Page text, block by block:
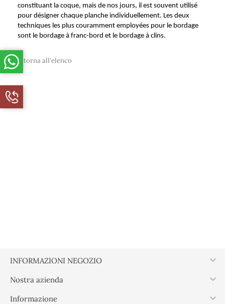
constituant la coque, mais de nos jours, il est souvent utilisé
pour désigner chaque planche individuellement. Les deux
techniques les plus couramment employées pour le bordage
sont le bordage à franc-bord et le bordage à clins.
Ritorna all'elenco
INFORMAZIONI NEGOZIO 
Nostra azienda 
Informazione 